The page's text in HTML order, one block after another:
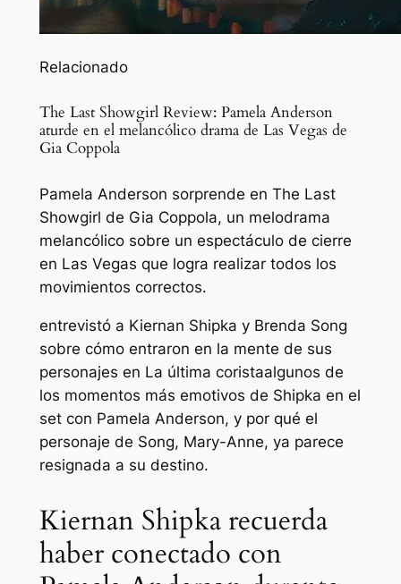
Relacionado
The Last Showgirl Review: Pamela Anderson
aturde en el melancólico drama de Las Vegas de
Gia Coppola
Pamela Anderson sorprende en The Last
Showgirl de Gia Coppola, un melodrama
melancólico sobre un espectáculo de cierre
en Las Vegas que logra realizar todos los
movimientos correctos.
entrevistó a Kiernan Shipka y Brenda Song
sobre cómo entraron en la mente de sus
personajes en La última coristaalgunos de
los momentos más emotivos de Shipka en el
set con Pamela Anderson, y por qué el
personaje de Song, Mary-Anne, ya parece
resignada a su destino.
Kiernan Shipka recuerda
haber conectado con